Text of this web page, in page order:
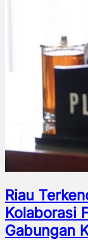
Riau
Kolaborasi
Gabungan